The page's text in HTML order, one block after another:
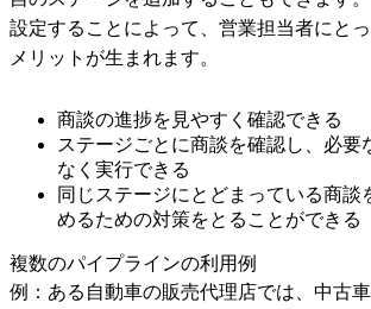
設定することによって、営業担当者にと
メリットが生まれます。
商談の進捗を見やすく確認できる
ステージごとに商談を確認し、必要
なく実行できる
同じステージにとどまっている商談
めるための対策をとることができる
複数のパイプラインの利用例
例：ある自動車の販売代理店では、中古